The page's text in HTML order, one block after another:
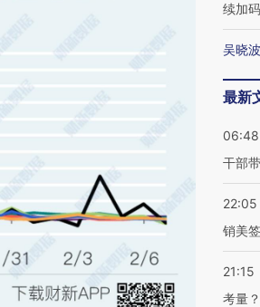
续加码
吴晓波
最新
06:48
干部
22:05
销美签
21:15
考量？